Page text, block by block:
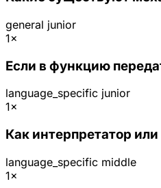
general junior
1×
Если в функцию
language_specific junior
1×
Как интерпретатор
language_specific middle
1×